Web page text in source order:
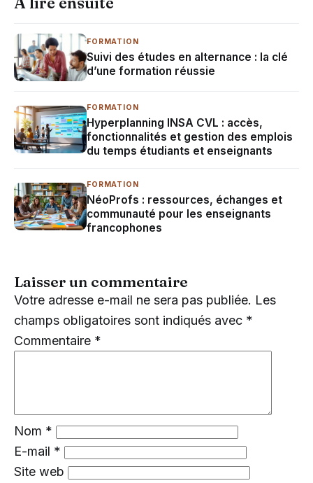
FORMATION
Suivi des études en alternance : la clé
d’une formation réussie
FORMATION
Hyperplanning INSA CVL : accès,
fonctionnalités et gestion des emplois
du temps étudiants et enseignants
FORMATION
NéoProfs : ressources, échanges et
communauté pour les enseignants
francophones
Laisser un commentaire
Votre adresse e-mail ne sera pas publiée. Les
champs obligatoires sont indiqués avec *
Commentaire *
Nom *
E-mail *
Site web